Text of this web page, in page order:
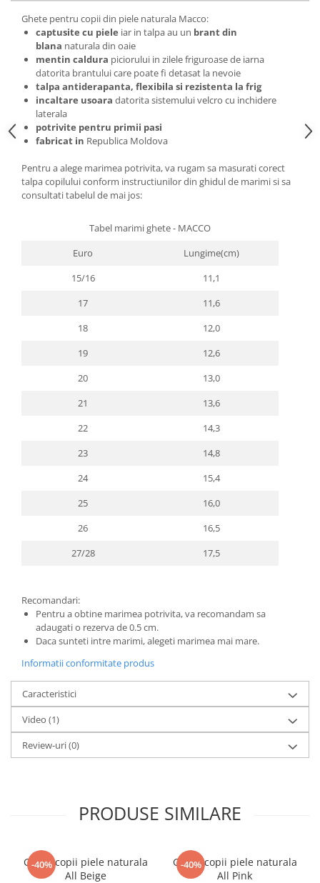
Ghete pentru copii din piele naturala Macco:
captusite cu piele iar in talpa au un brant din
blana naturala din oaie
mentin caldura piciorului in zilele friguroase de iarna
datorita brantului care poate fi detasat la nevoie
talpa antiderapanta, flexibila si rezistenta la frig
incaltare usoara datorita sistemului velcro cu inchidere
laterala
potrivite pentru primii pasi
fabricat in Republica Moldova
Pentru a alege marimea potrivita, va rugam sa masurati corect
talpa copilului conform instructiunilor din ghidul de marimi si sa
consultati tabelul de mai jos:
Tabel marimi ghete - MACCO
Euro
Lungime(cm)
15/16
11,1
17
11,6
18
12,0
19
12,6
20
13,0
21
13,6
22
14,3
23
14,8
24
15,4
25
16,0
26
16,5
27/28
17,5
Recomandari:
Pentru a obtine marimea potrivita, va recomandam sa
adaugati o rezerva de 0.5 cm.
Daca sunteti intre marimi, alegeti marimea mai mare.
Informatii conformitate produs
Caracteristici
Video (1)
Review-uri(0)
PRODUSE SIMILARE
-40%
Ghete copii piele naturala
All Beige
-40%
Ghete copii piele naturala
All Pink